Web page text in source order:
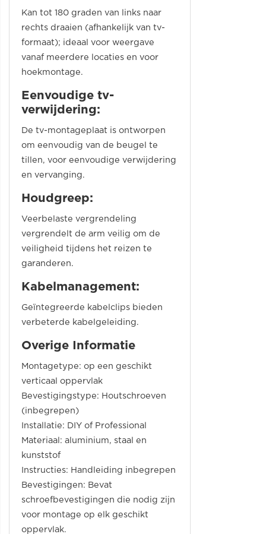
Kan tot 180 graden van links naar
rechts draaien (afhankelijk van tv-
formaat); ideaal voor weergave
vanaf meerdere locaties en voor
hoekmontage.
Eenvoudige tv-
verwijdering:
De tv-montageplaat is ontworpen
om eenvoudig van de beugel te
tillen, voor eenvoudige verwijdering
en vervanging.
Houdgreep:
Veerbelaste vergrendeling
vergrendelt de arm veilig om de
veiligheid tijdens het reizen te
garanderen.
Kabelmanagement:
Geïntegreerde kabelclips bieden
verbeterde kabelgeleiding.
Overige Informatie
Montagetype: op een geschikt
verticaal oppervlak
Bevestigingstype: Houtschroeven
(inbegrepen)
Installatie: DIY of Professional
Materiaal: aluminium, staal en
kunststof
Instructies: Handleiding inbegrepen
Bevestigingen: Bevat
schroefbevestigingen die nodig zijn
voor montage op elk geschikt
oppervlak.